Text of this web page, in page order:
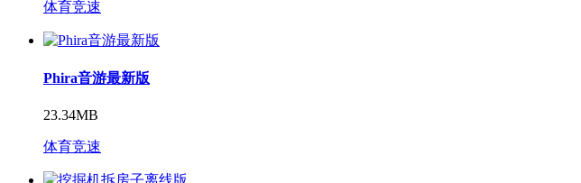
体育竞速
Phira音游最新版
23.34MB
体育竞速